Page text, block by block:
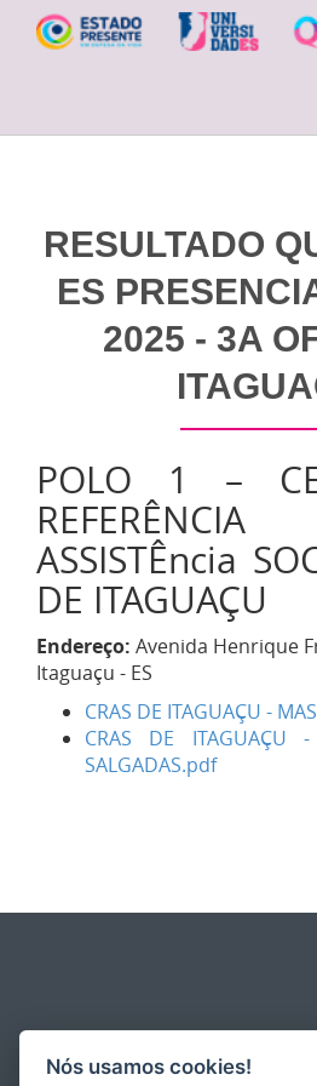
RESULTADO
ES
2025 - 3A
POLO 1 –
ASSISTÊncia
DE ITAGUAÇU
Endereço: Avenida Henrique
Itaguaçu - ES
CRAS DE ITAGUAÇU -
CRAS DE ITAGUAÇU
SALGADAS.pdf
Nós usamos cookies!